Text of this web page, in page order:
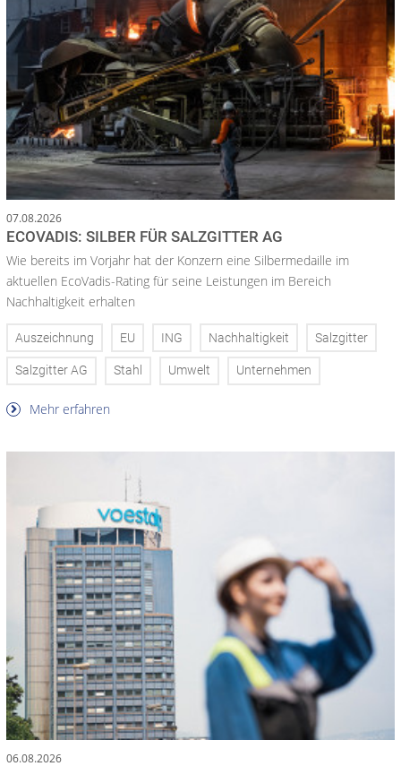
07.08.2026
ECOVADIS: SILBER FÜR SALZGITTER AG
Wie bereits im Vorjahr hat der Konzern eine Silbermedaille im
aktuellen EcoVadis-Rating für seine Leistungen im Bereich
Nachhaltigkeit erhalten
Auszeichnung EU ING Nachhaltigkeit Salzgitter
Salzgitter AG Stahl Umwelt Unternehmen
Mehr erfahren
06.08.2026